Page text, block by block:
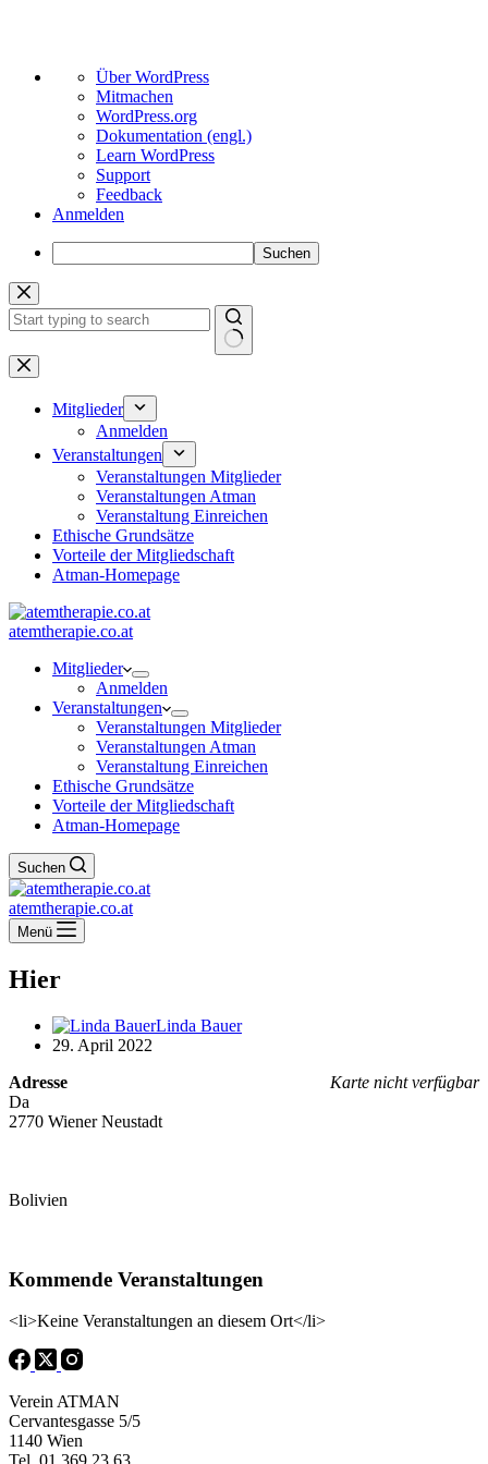
Über
WordPress
Über WordPress
Mitmachen
WordPress.org
Dokumentation (engl.)
Learn WordPress
Support
Feedback
Anmelden
Suchen
Zum
Inhalt
springen
Keine
Ergebnisse
Mitglieder
Anmelden
Veranstaltungen
Veranstaltungen Mitglieder
Veranstaltungen Atman
Veranstaltung Einreichen
Ethische Grundsätze
Vorteile der Mitgliedschaft
Atman-Homepage
atemtherapie.co.at
Mitglieder
Anmelden
Veranstaltungen
Veranstaltungen Mitglieder
Veranstaltungen Atman
Veranstaltung Einreichen
Ethische Grundsätze
Vorteile der Mitgliedschaft
Atman-Homepage
Suchen
atemtherapie.co.at
Menü
Hier
Linda Bauer
29. April 2022
Karte nicht verfügbar
Adresse
Da
2770 Wiener Neustadt
Bolivien
Kommende Veranstaltungen
<li>Keine Veranstaltungen an diesem Ort</li>
Verein ATMAN
Cervantesgasse 5/5
1140 Wien